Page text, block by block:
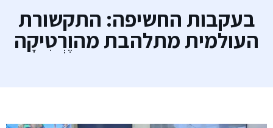
בעקבות החשיפה: התקשורת
העולמית מתלהבת מהוֶרְטִיקָה